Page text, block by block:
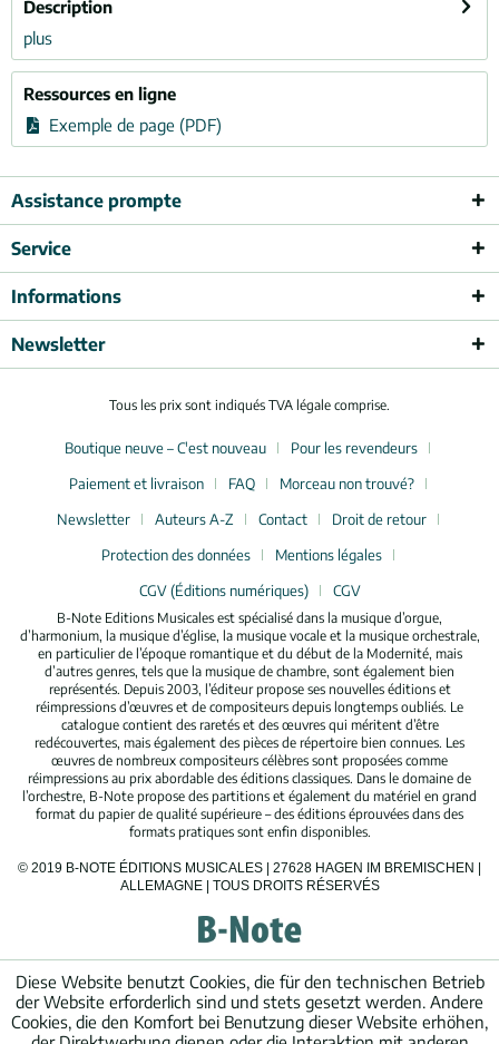
Description
plus
Ressources en ligne
Exemple de page (PDF)
Assistance prompte
Service
Informations
Newsletter
Tous les prix sont indiqués TVA légale comprise.
Boutique neuve – C'est nouveau
Pour les revendeurs
Paiement et livraison
FAQ
Morceau non trouvé?
Newsletter
Auteurs A-Z Contact
Droit de retour
Protection des données
Mentions légales
CGV (Éditions numériques)
CGV
B-Note Editions Musicales est spécialisé dans la musique d’orgue,
d’harmonium, la musique d’église, la musique vocale et la musique orchestrale,
en particulier de l’époque romantique et du début de la Modernité, mais
d’autres genres, tels que la musique de chambre, sont également bien
représentés. Depuis 2003, l’éditeur propose ses nouvelles éditions et
réimpressions d’œuvres et de compositeurs depuis longtemps oubliés. Le
catalogue contient des raretés et des œuvres qui méritent d’être
redécouvertes, mais également des pièces de répertoire bien connues. Les
œuvres de nombreux compositeurs célèbres sont proposées comme
réimpressions au prix abordable des éditions classiques. Dans le domaine de
l’orchestre, B-Note propose des partitions et également du matériel en grand
format du papier de qualité supérieure – des éditions éprouvées dans des
formats pratiques sont enfin disponibles.
© 2019 B-NOTE ÉDITIONS MUSICALES | 27628 HAGEN IM BREMISCHEN |
ALLEMAGNE | TOUS DROITS RÉSERVÉS
Diese Website benutzt Cookies, die für den technischen Betrieb
der Website erforderlich sind und stets gesetzt werden. Andere
Cookies, die den Komfort bei Benutzung dieser Website erhöhen,